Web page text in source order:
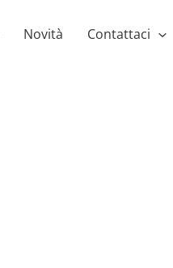
Novità Contattaci